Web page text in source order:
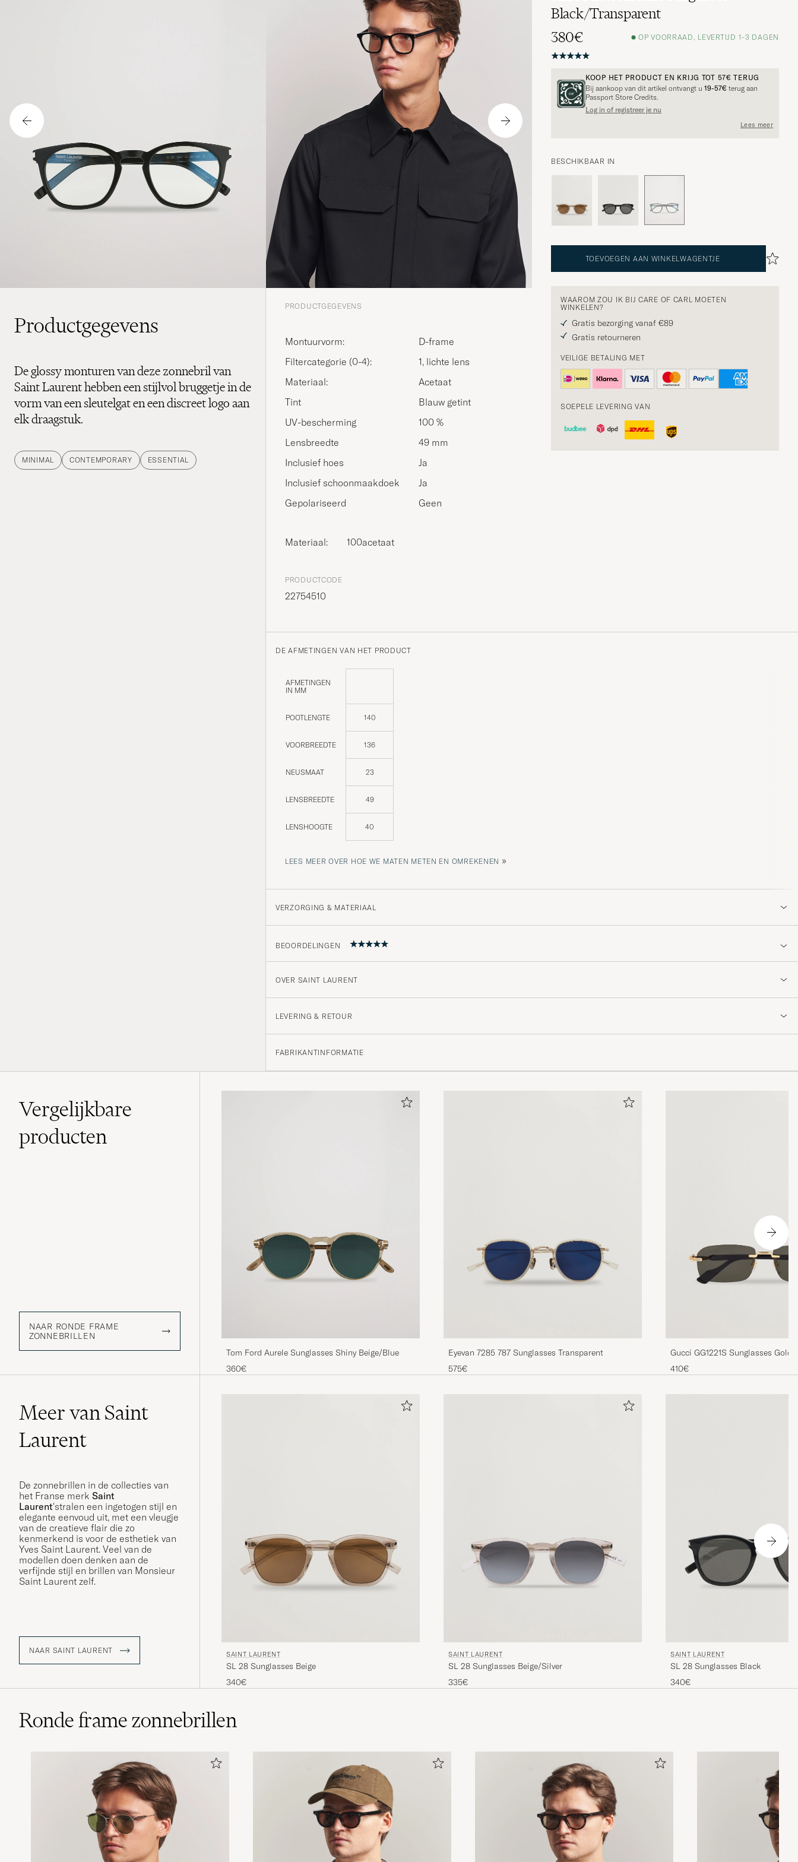
Black/Transparent
380€
OP VOORRAAD, LEVERTIJD 1-3 DAGEN
KOOP HET PRODUCT EN KRIJG TOT 57€ TERUG
Bij aankoop van dit artikel ontvangt u 19-57€ terug aan
Passport Store Credits.
Log in of registreer je nu
Lees meer
BESCHIKBAAR IN
TOEVOEGEN AAN WINKELWAGENTJE
WAAROM ZOU IK BIJ CARE OF CARL MOETEN
WINKELEN?
Gratis bezorging vanaf €89
Gratis retourneren
VEILIGE BETALING MET
SOEPELE LEVERING VAN
Productgegevens
De glossy monturen van deze zonnebril van
Saint Laurent hebben een stijlvol bruggetje in de
vorm van een sleutelgat en een discreet logo aan
elk draagstuk.
MINIMAL CONTEMPORARY ESSENTIAL
PRODUCTGEGEVENS
Montuurvorm:
D-frame
Filtercategorie (0-4):
1, lichte lens
Materiaal:
Acetaat
Tint
Blauw getint
UV-bescherming
100 %
Lensbreedte
49 mm
Inclusief hoes
Ja
Inclusief schoonmaakdoek
Ja
Gepolariseerd
Geen
Materiaal: 100acetaat
PRODUCTCODE
22754510
DE AFMETINGEN VAN HET PRODUCT
AFMETINGEN
IN MM
POOTLENGTE 140
VOORBREEDTE 136
NEUSMAAT 23
LENSBREEDTE 49
LENSHOOGTE 40
LEES MEER OVER HOE WE MATEN METEN EN OMREKENEN »
VERZORGING & MATERIAAL
BEOORDELINGEN
5
OVER SAINT LAURENT
LEVERING & RETOUR
FABRIKANTINFORMATIE
Vergelijkbare
producten
NAAR RONDE FRAME
ZONNEBRILLEN
Tom Ford Aurele Sunglasses Shiny Beige/Blue
360€
Eyevan 7285 787 Sunglasses Transparent
575€
Gucci GG1221S Sunglasses
410€
Meer van Saint
Laurent
De zonnebrillen in de collecties van
het Franse merk Saint
Laurent'stralen een ingetogen stijl en
elegante eenvoud uit, met een vleugje
van de creatieve flair die zo
kenmerkend is voor de esthetiek van
Yves Saint Laurent. Veel van de
modellen doen denken aan de
verfijnde stijl en brillen van Monsieur
Saint Laurent zelf.
NAAR SAINT LAURENT SAINT LAURENT
SL 28 Sunglasses Beige
340€
SAINT LAURENT
SL 28 Sunglasses Beige/Silver
335€
SAINT LAURENT
SL 28 Sunglasses Black
340€
Ronde frame zonnebrillen